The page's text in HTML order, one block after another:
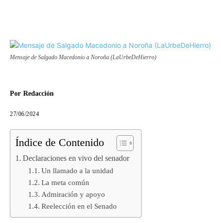
Mensaje de Salgado Macedonio a Noroña (LaUrbeDeHierro)
Por Redacción
27/06/2024
Índice de Contenido
Declaraciones en vivo del senador
Un llamado a la unidad
La meta común
Admiración y apoyo
Reelección en el Senado